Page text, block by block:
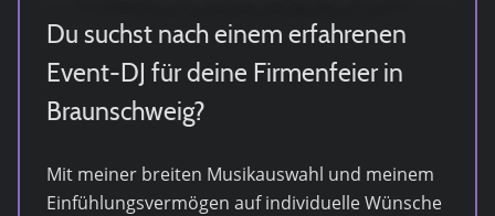
Du suchst nach einem erfahrenen
Event-DJ für deine Firmenfeier in
Braunschweig?
Mit meiner breiten Musikauswahl und meinem
Einfühlungsvermögen auf individuelle Wünsche